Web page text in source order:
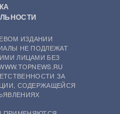
ИЗДАНИИ
НЕ ПОДЛЕЖАТ
ЛИЦАМИ БЕЗ
ЗА
СОДЕРЖАЩЕЙСЯ